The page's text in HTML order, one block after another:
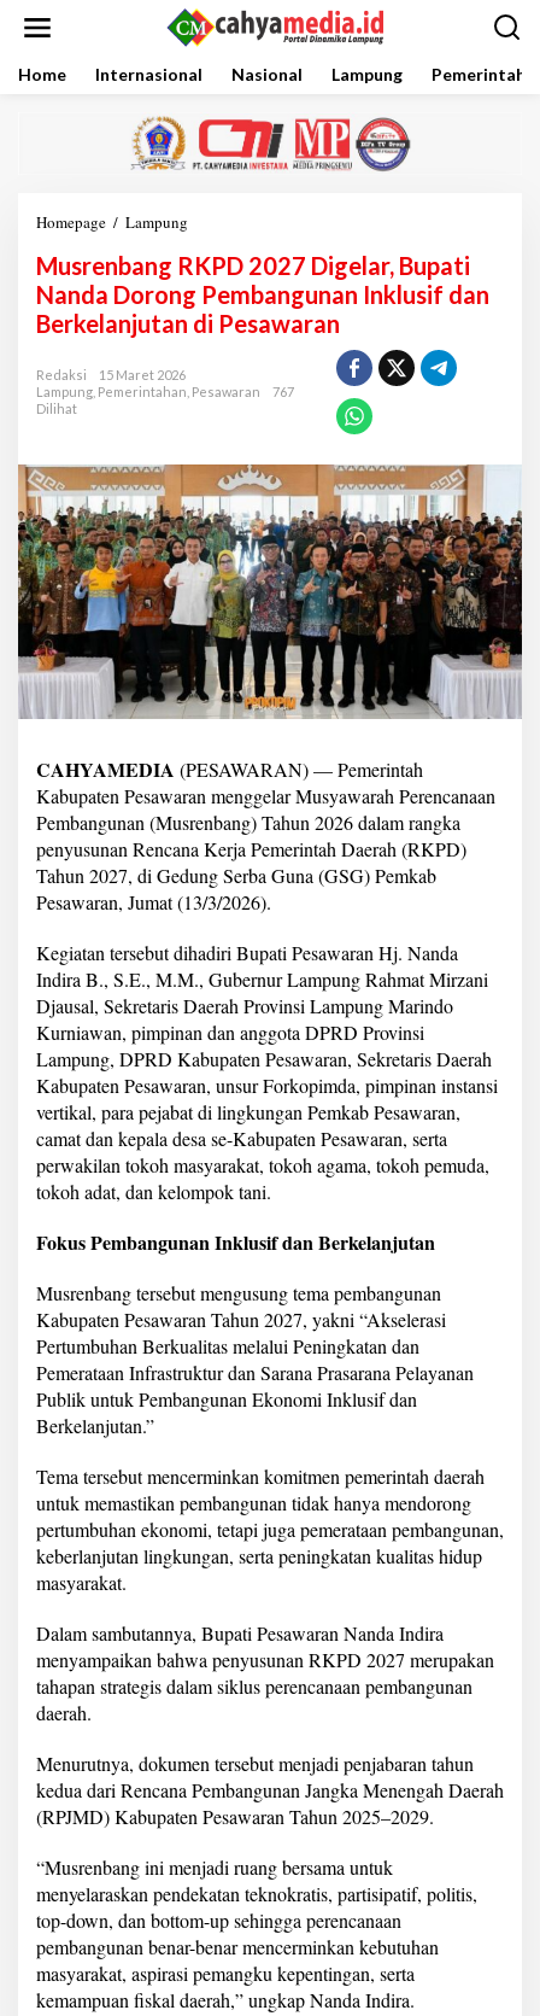
Home Internasional Nasional Lampung
Homepage / Lampung
s
r
e
n
n
K
D
2
0
2
i
e
l
a
,
u
p
a
t
i
N
n
d
a
D
o
r
o
n
g
e
m
a
g
u
n
a
n
I
u
s
i
d
B
e
k
a
n
u
a
n
d
P
e
s
Musrenbang RKPD 2027 Digelar, Bupati
Nanda Dorong Pembangunan Inklusif dan
Berkelanjutan di Pesawaran
Redaksi
15 Maret 2026
Lampung Pemerintahan Pesawaran
767
Dilihat
CAHYAMEDIA (PESAWARAN) — Pemerintah
Kabupaten Pesawaran menggelar Musyawarah Perencanaan
Pembangunan (Musrenbang) Tahun 2026 dalam rangka
penyusunan Rencana Kerja Pemerintah Daerah (RKPD)
Tahun 2027, di Gedung Serba Guna (GSG) Pemkab
Pesawaran, Jumat (13/3/2026).
Kegiatan tersebut dihadiri Bupati Pesawaran Hj. Nanda
Indira B., S.E., M.M., Gubernur Lampung Rahmat Mirzani
Djausal, Sekretaris Daerah Provinsi Lampung Marindo
Kurniawan, pimpinan dan anggota DPRD Provinsi
Lampung, DPRD Kabupaten Pesawaran, Sekretaris Daerah
Kabupaten Pesawaran, unsur Forkopimda, pimpinan instansi
vertikal, para pejabat di lingkungan Pemkab Pesawaran,
camat dan kepala desa se-Kabupaten Pesawaran, serta
perwakilan tokoh masyarakat, tokoh agama, tokoh pemuda,
tokoh adat, dan kelompok tani.
Fokus Pembangunan Inklusif dan Berkelanjutan
Musrenbang tersebut mengusung tema pembangunan
Kabupaten Pesawaran Tahun 2027, yakni “Akselerasi
Pertumbuhan Berkualitas melalui Peningkatan dan
Pemerataan Infrastruktur dan Sarana Prasarana Pelayanan
Publik untuk Pembangunan Ekonomi Inklusif dan
Berkelanjutan.”
Tema tersebut mencerminkan komitmen pemerintah daerah
untuk memastikan pembangunan tidak hanya mendorong
pertumbuhan ekonomi, tetapi juga pemerataan pembangunan,
keberlanjutan lingkungan, serta peningkatan kualitas hidup
masyarakat.
Dalam sambutannya, Bupati Pesawaran Nanda Indira
menyampaikan bahwa penyusunan RKPD 2027 merupakan
tahapan strategis dalam siklus perencanaan pembangunan
daerah.
Menurutnya, dokumen tersebut menjadi penjabaran tahun
kedua dari Rencana Pembangunan Jangka Menengah Daerah
(RPJMD) Kabupaten Pesawaran Tahun 2025–2029.
“Musrenbang ini menjadi ruang bersama untuk
menyelaraskan pendekatan teknokratis, partisipatif, politis,
top-down, dan bottom-up sehingga perencanaan
pembangunan benar-benar mencerminkan kebutuhan
masyarakat, aspirasi pemangku kepentingan, serta
kemampuan fiskal daerah,” ungkap Nanda Indira.